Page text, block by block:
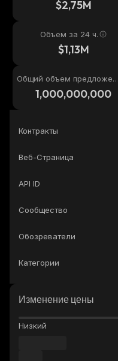
$2,75M
Объем за 24 ч.
$1,13M
Общий объем предложени
1,000,000,000
Контракты
Веб-Страница
API ID
Сообщество
Обозреватели
Категории
Изменение цены
Низкий